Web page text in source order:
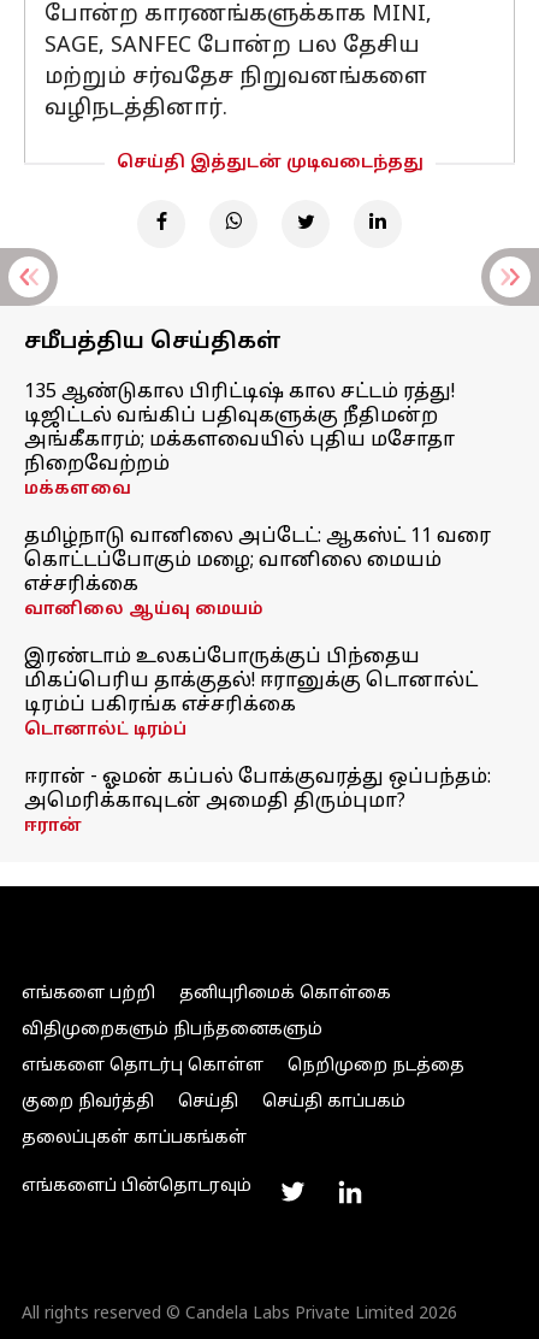
போன்ற காரணங்களுக்காக MINI,
SAGE, SANFEC போன்ற பல தேசிய
மற்றும் சர்வதேச நிறுவனங்களை
வழிநடத்தினார்.
செய்தி இத்துடன் முடிவடைந்தது
சமீபத்திய செய்திகள்
135 ஆண்டுகால பிரிட்டிஷ் கால சட்டம் ரத்து!
டிஜிட்டல் வங்கிப் பதிவுகளுக்கு நீதிமன்ற
அங்கீகாரம்; மக்களவையில் புதிய மசோதா
நிறைவேற்றம்
மக்களவை
தமிழ்நாடு வானிலை அப்டேட்: ஆகஸ்ட் 11 வரை
கொட்டப்போகும் மழை; வானிலை மையம்
எச்சரிக்கை
வானிலை ஆய்வு மையம்
இரண்டாம் உலகப்போருக்குப் பிந்தைய
மிகப்பெரிய தாக்குதல்! ஈரானுக்கு டொனால்ட்
டிரம்ப் பகிரங்க எச்சரிக்கை
டொனால்ட் டிரம்ப்
ஈரான் - ஓமன் கப்பல் போக்குவரத்து ஒப்பந்தம்:
அமெரிக்காவுடன் அமைதி திரும்புமா?
ஈரான்
எங்களை பற்றி
தனியுரிமைக் கொள்கை
விதிமுறைகளும் நிபந்தனைகளும்
எங்களை தொடர்பு கொள்ள
நெறிமுறை நடத்தை
குறை நிவர்த்தி
செய்தி
செய்தி காப்பகம்
தலைப்புகள் காப்பகங்கள்
எங்களைப் பின்தொடரவும்
All rights reserved © Candela Labs Private Limited 2026